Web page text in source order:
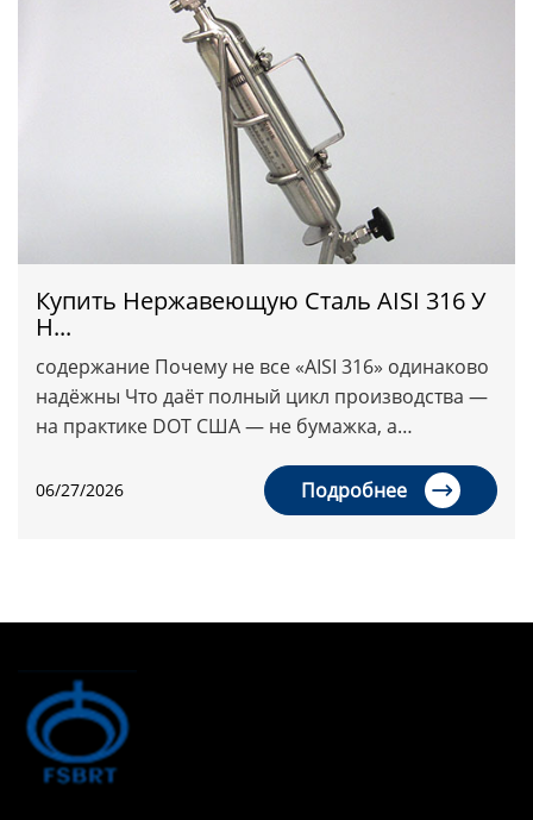
Купить Нержавеющую Сталь AISI 316 У
Н...
содержание Почему не все «AISI 316» одинаково
надёжны Что даёт полный цикл производства —
на практике DOT США — не бумажка, а
сталь AISI 316 купить поставщ...
06/27/2026 Подробнее 